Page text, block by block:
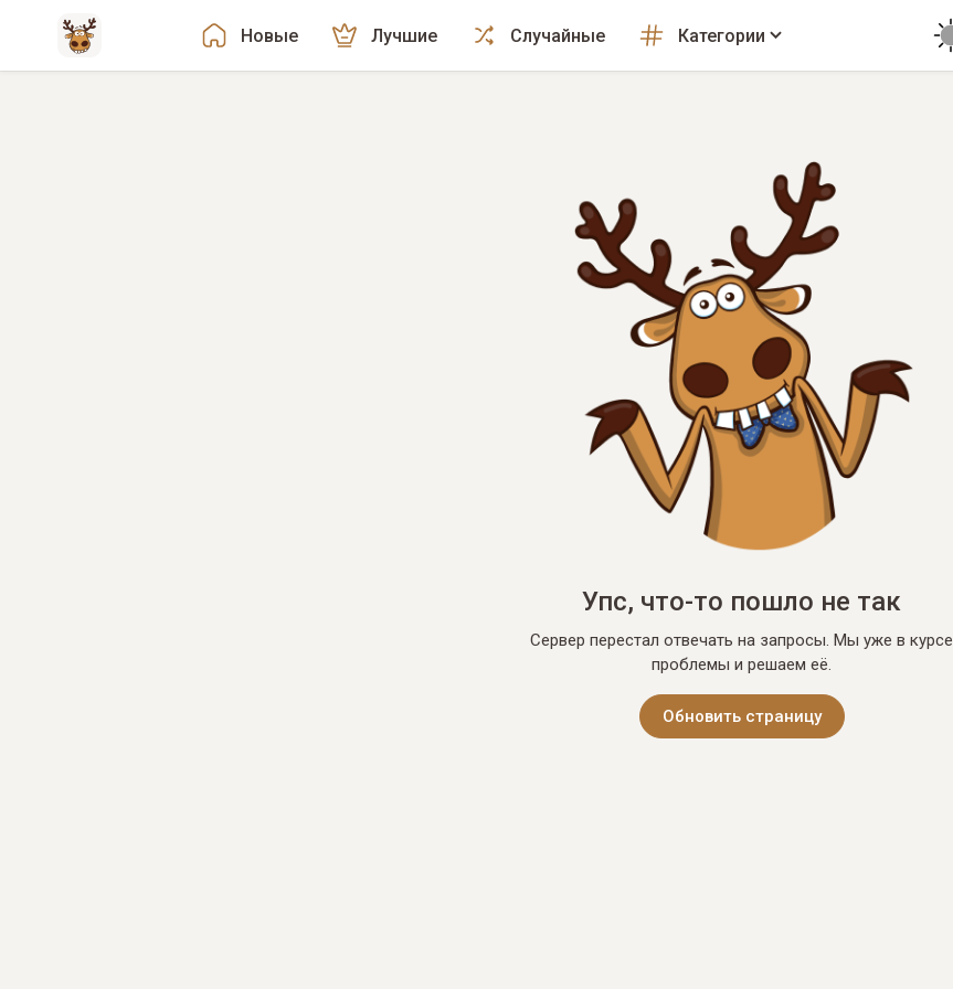
Новые Лучшие Случайные Категории
Упс, что-то пошло не так
Сервер перестал отвечать на запросы. Мы уже в курсе
проблемы и решаем её.
Обновить страницу